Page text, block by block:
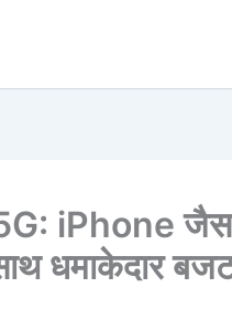
iPhone
धमाकेदार